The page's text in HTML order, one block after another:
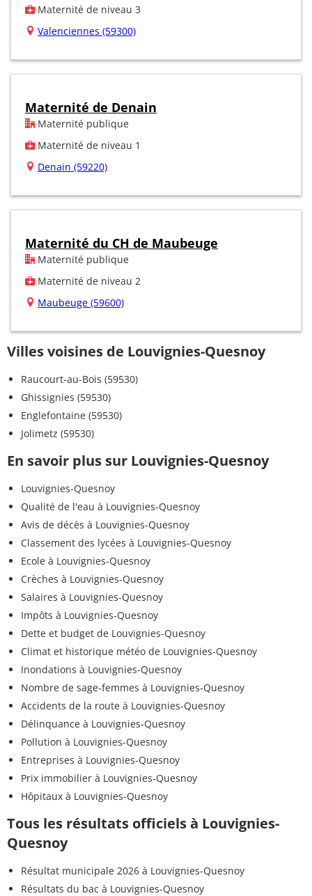
Maternité de niveau 3
Valenciennes (59300)
Maternité de Denain
Maternité publique
Maternité de niveau 1
Denain (59220)
Maternité du CH de Maubeuge
Maternité publique
Maternité de niveau 2
Maubeuge (59600)
Villes voisines de Louvignies-Quesnoy
Raucourt-au-Bois (59530)
Ghissignies (59530)
Englefontaine (59530)
Jolimetz (59530)
En savoir plus sur Louvignies-Quesnoy
Louvignies-Quesnoy
Qualité de l'eau à Louvignies-Quesnoy
Avis de décès à Louvignies-Quesnoy
Classement des lycées à Louvignies-Quesnoy
Ecole à Louvignies-Quesnoy
Crèches à Louvignies-Quesnoy
Salaires à Louvignies-Quesnoy
Impôts à Louvignies-Quesnoy
Dette et budget de Louvignies-Quesnoy
Climat et historique météo de Louvignies-Quesnoy
Inondations à Louvignies-Quesnoy
Nombre de sage-femmes à Louvignies-Quesnoy
Accidents de la route à Louvignies-Quesnoy
Délinquance à Louvignies-Quesnoy
Pollution à Louvignies-Quesnoy
Entreprises à Louvignies-Quesnoy
Prix immobilier à Louvignies-Quesnoy
Hôpitaux à Louvignies-Quesnoy
Tous les résultats officiels à Louvignies-
Quesnoy
Résultat municipale 2026 à Louvignies-Quesnoy
Résultats du bac à Louvignies-Quesnoy